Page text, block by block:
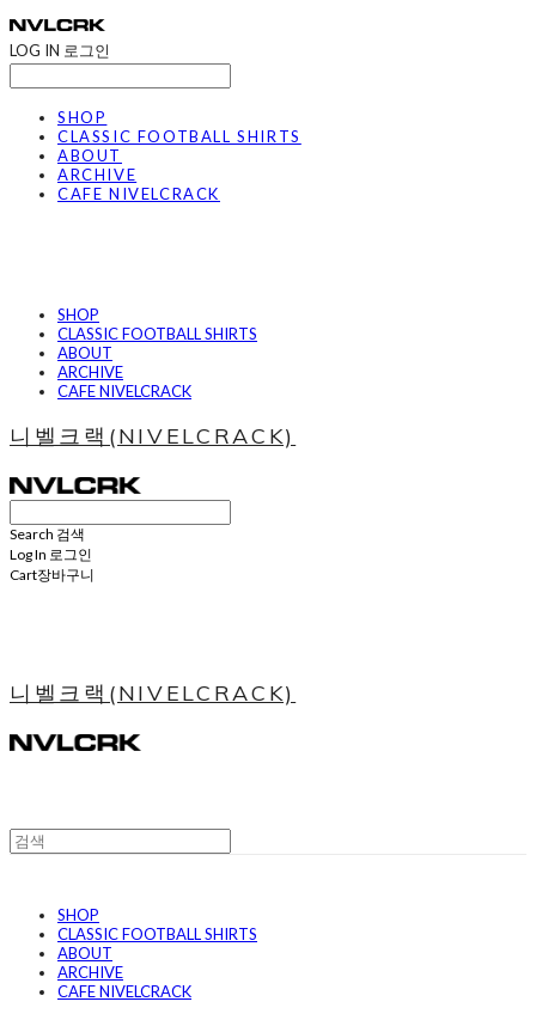
LOG IN 로그인
SHOP
CLASSIC FOOTBALL SHIRTS
ABOUT
ARCHIVE
CAFE NIVELCRACK
SHOP
CLASSIC FOOTBALL SHIRTS
ABOUT
ARCHIVE
CAFE NIVELCRACK
니벨크랙(NIVELCRACK)
Search 검색
Log In 로그인
Cart장바구니
니벨크랙(NIVELCRACK)
SHOP
CLASSIC FOOTBALL SHIRTS
ABOUT
ARCHIVE
CAFE NIVELCRACK